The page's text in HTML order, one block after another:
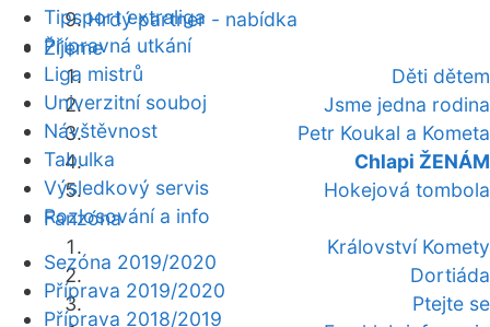
Hrdý partner - nabídka
Žijeme
Děti dětem
Jsme jedna rodina
Petr Koukal a Kometa
Chlapi ŽENÁM
Hokejová tombola
Fanzóna
Království Komety
Dortiáda
Ptejte se
Tipsport extraliga
Přípravná utkání
Liga mistrů
Univerzitní souboj
Návštěvnost
Tabulka
Výsledkový servis
Rozlosování a info
Sezóna 2019/2020
Příprava 2019/2020
Příprava 2018/2019